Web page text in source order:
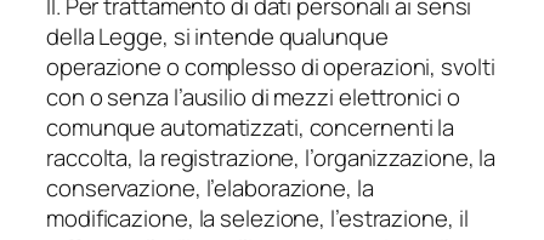
della Legge, si intende qualunque
operazione o complesso di operazioni, svolti
con o senza l’ausilio di mezzi elettronici o
comunque automatizzati, concernenti la
raccolta, la registrazione, l’organizzazione, la
conservazione, l’elaborazione, la
modificazione, la selezione, l’estrazione, il